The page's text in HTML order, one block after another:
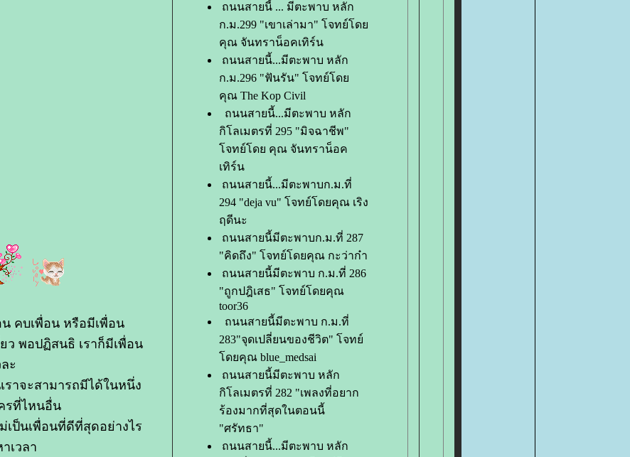
คบเพื่อน หรือมีเพื่อน
ว พอปฏิสนธิ เราก็มีเพื่อน
ะ
าจะสามารถมีได้ในหนึ่ง
รที่ไหนอื่น
ป็นเพื่อนที่ดีที่สุดอย่างไร
เวลา
ถนนสายนี้ ... มีตะพาบ หลัก
ก.ม.299 "เขาเล่ามา" โจทย์โด
คุณ จันทราน็อคเทิร์น
ถนนสายนี้...มีตะพาบ หลัก
ก.ม.296 "ฟันรัน" โจทย์โด
คุณ The Kop Civil
ถนนสายนี้...มีตะพาบ หลัก
กิโลเมตรที่ 295 "มิจฉาชีพ"
จทย์โดย คุณ จันทราน็อค
เทิร์น
ถนนสายนี้...มีตะพาบก.ม.ที่
294 "deja vu" โจทย์โดยคุณ เริง
ฤดีนะ
ถนนสายนี้มีตะพาบก.ม.ที่ 287
"คิดถึง" โจทย์โดยคุณ กะว่าก๋า
ถนนสายนี้มีตะพาบ ก.ม.ที่ 286
"ถูกปฎิเสธ" โจทย์โดยคุณ
toor36
ถนนสายนี้มีตะพาบ ก.ม.ที่
283"จุดเปลี่ยนของชีวิต" โจทย์
ดยคุณ blue_medsai
ถนนสายนี้มีตะพาบ หลัก
กิโลเมตรที่ 282 "เพลงที่อยาก
ร้องมากที่สุดในตอนนี้
"ศรัทธา"
ถนนสายนี้...มีตะพาบ หลัก